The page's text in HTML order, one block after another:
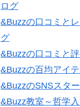
ログ
&Buzzの口コミと
グ
&Buzzの口コミと
&Buzzの百均アイ
&BuzzのSNSスタ
&Buzz教室～哲学